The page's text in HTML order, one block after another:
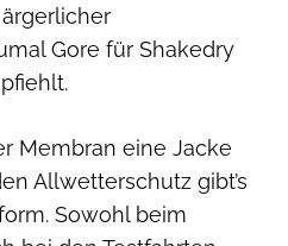
Gore für Shakedry
Membran eine Jacke
Allwetterschutz gibt’s
Sowohl beim